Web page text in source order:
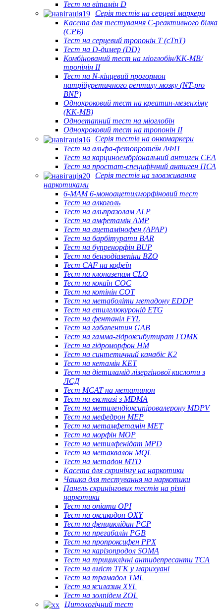
Тест на вітамін D
Серія тестів на серцеві маркери
Касета для тестування С-реактивного білка
(СРБ)
Тест на серцевий тропонін Т (cTnT)
Тест на D-димер (DD)
Комбінований тест на міоглобін/КК-МВ/
тропінін II
Тест на N-кінцевий прогормон
натрійуретичного рептилу мозку (NT-pro
BNP)
Однокроковий тест на креатин-мезенхіму
(КК-МВ)
Одноетапний тест на міоглобін
Однокроковий тест на тропонін II
Серія тестів на онкомаркери
Тест на альфа-фетопротеїн АФП
Тест на карциноембріональний антиген CEA
Тест на простат-специфічний антиген ПСА
Серія тестів на зловживання
наркотиками
6-MAM 6-моноацетилморфіновий тест
Тест на алкоголь
Тест на альпразолам ALP
Тест на амфетамін AMP
Тест на ацетамінофен (APAP)
Тест на барбітурати BAR
Тест на бупренорфін BUP
Тест на бензодіазепіни BZO
Тест CAF на кофеїн
Тест на клоназепам CLO
Тест на кокаїн COC
Тест на котінін COT
Тест на метаболіти метадону EDDP
Тест на етилглюкуронід ETG
Тест на фентаніл FYL
Тест на габапентин GAB
Тест на гамма-гідроксибутират ГОМК
Тест на гідроморфон HM
Тест на синтетичний канабіс K2
Тест на кетамін KET
Тест на діетиламід лізергінової кислоти з
ЛСД
Тест MCAT на метатинон
Тест на екстазі з MDMA
Тест на метилендіоксипіровалерону MDPV
Тест на мефедрон MEP
Тест на метамфетамін MET
Тест на морфін MOP
Тест на метилфенідат MPD
Тест на метаквалон MQL
Тест на метадон MTD
Касета для скринінгу на наркотики
Чашка для тестування на наркотики
Панель скринінгових тестів на різні
наркотики
Тест на опіати OPI
Тест на оксикодон OXY
Тест на фенциклідин PCP
Тест на прегабалін PGB
Тест на пропроксифен PPX
Тест на карізопродол SOMA
Тест на трициклічні антидепресанти TCA
Тест на вміст ТГК у марихуані
Тест на трамадол TML
Тест на ксилазин XYL
Тест на золпідем ZOL
Цитологічний тест